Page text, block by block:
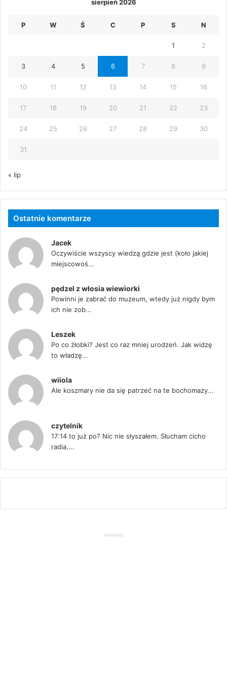
sierpień 2026
P W Ś C P S N
1 2
3 4 5 6 7 8 9
10 11 12 13 14 15 16
17 18 19 20 21 22 23
24 25 26 27 28 29 30
31
« lip
Ostatnie komentarze
Jacek
Oczywiście wszyscy wiedzą gdzie jest (koło jakiej
miejscowoś...
pędzel z włosia wiewiorki
Powinni je zabrać do muzeum, wtedy już nigdy bym
ich nie zob...
Leszek
Po co żłobki? Jest co raz mniej urodzeń. Jak widzę
to władzę...
wiiola
Ale koszmary nie da się patrzeć na te bochomazy...
czytelnik
17:14 to już po? Nic nie słyszałem. Słucham cicho
radia....
reklama